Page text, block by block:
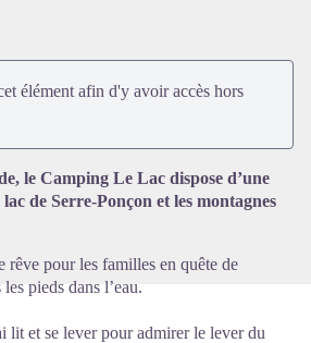
élément afin d'y avoir accès hors
le Camping Le Lac dispose d’une
de Serre-Ponçon et les montagnes
rêve pour les familles en quête de
pieds dans l’eau.
lit et se lever pour admirer le lever du